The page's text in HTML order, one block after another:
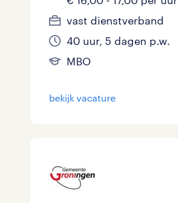
vast dienstverband
40 uur, 5 dagen p.w.
MBO
bekijk vacature